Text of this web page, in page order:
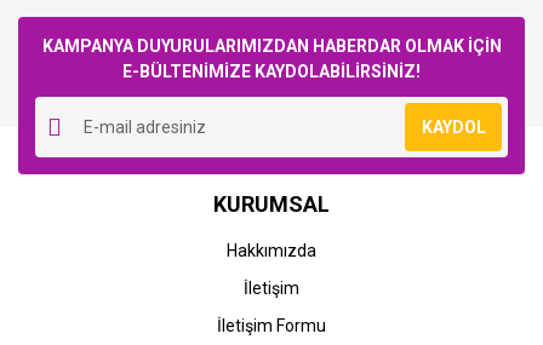
KAMPANYA DUYURULARIMIZDAN HABERDAR OLMAK İÇİN
E-BÜLTENİMİZE KAYDOLABİLİRSİNİZ!
KAYDOL
KURUMSAL
Hakkımızda
İletişim
İletişim Formu